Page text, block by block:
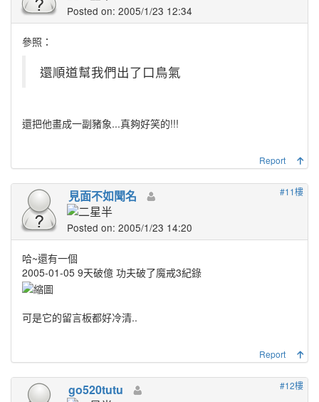
Posted on: 2005/1/23 12:34
參照：
還順道幫我們出了口鳥氣
還把他畫成一副豬象...真夠好笑的!!!
Report
#11樓
見面不如聞名
Posted on: 2005/1/23 14:20
哈~還有一個
2005-01-05 9天破億 功夫破了魔戒3紀錄
可是它的留言板都好冷清..
Report
#12樓
go520tutu